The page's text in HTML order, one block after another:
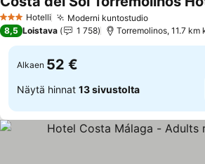
3 Tähtiluokitus
Hotelli Moderni kuntostudioKatso
8,5 Loistava 1 758 Torremolinos, 11.7
Alkaen 52 €
Näytä hinnat 13 sivustolta